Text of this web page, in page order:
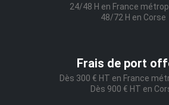
24/48 H en France
48/72 H en Corse
Frais de port
Dès 300 € HT en France
Dès 900 € HT en